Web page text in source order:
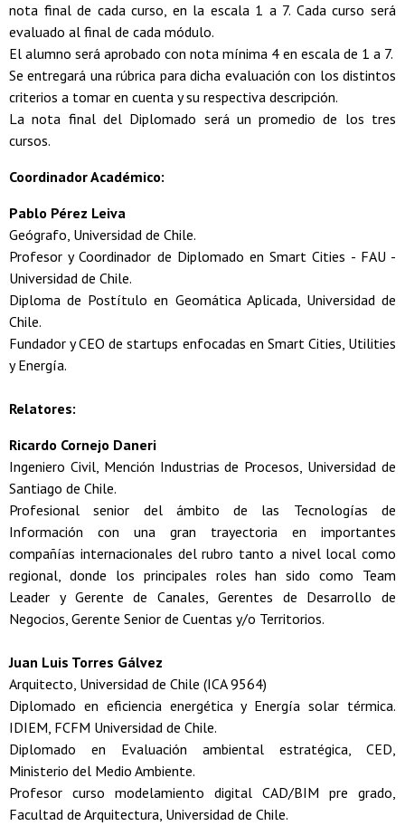
nota final de cada curso, en la escala 1 a 7. Cada curso será
evaluado al final de cada módulo.
El alumno será aprobado con nota mínima 4 en escala de 1 a 7.
Se entregará una rúbrica para dicha evaluación con los distintos
criterios a tomar en cuenta y su respectiva descripción.
La nota final del Diplomado será un promedio de los tres
cursos.
Coordinador Académico:
Pablo Pérez Leiva
Geógrafo, Universidad de Chile.
Profesor y Coordinador de Diplomado en Smart Cities - FAU -
Universidad de Chile.
Diploma de Postítulo en Geomática Aplicada, Universidad de
Chile.
Fundador y CEO de startups enfocadas en Smart Cities, Utilities
y Energía.
Relatores:
Ricardo Cornejo Daneri
Ingeniero Civil, Mención Industrias de Procesos, Universidad de
Santiago de Chile.
Profesional senior del ámbito de las Tecnologías de
Información con una gran trayectoria en importantes
compañías internacionales del rubro tanto a nivel local como
regional, donde los principales roles han sido como Team
Leader y Gerente de Canales, Gerentes de Desarrollo de
Negocios, Gerente Senior de Cuentas y/o Territorios.
Juan Luis Torres Gálvez
Arquitecto, Universidad de Chile (ICA 9564)
Diplomado en eficiencia energética y Energía solar térmica.
IDIEM, FCFM Universidad de Chile.
Diplomado en Evaluación ambiental estratégica, CED,
Ministerio del Medio Ambiente.
Profesor curso modelamiento digital CAD/BIM pre grado,
Facultad de Arquitectura, Universidad de Chile.